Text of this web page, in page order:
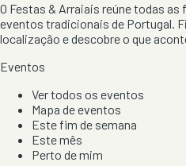
O Festas & Arraiais reúne todas
eventos tradicionais de Portugal.
localização e descobre o que
Eventos
Ver todos os eventos
Mapa de eventos
Este fim de semana
Este mês
Perto de mim